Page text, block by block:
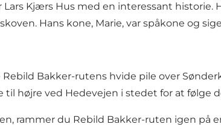
Lars Kjærs Hus med en interessant historie.
Hans kone, Marie, var spåkone og
Rebild Bakker-rutens hvide pile over
til højre ved Hedevejen i stedet for at følge
rammer du Rebild Bakker-ruten igen på